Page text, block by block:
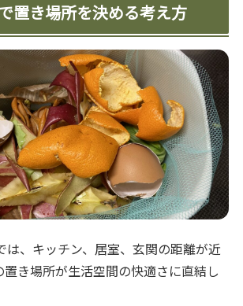
置き場所を決める考え方
は、キッチン、居室、玄関の距離が近
き場所が生活空間の快適さに直結し